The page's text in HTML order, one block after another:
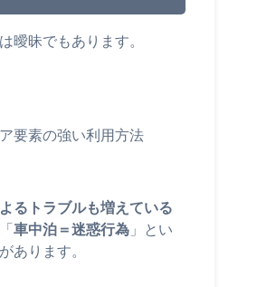
曖昧でもあります。
要素の強い利用方法
るトラブルも増えている
車中泊＝迷惑行為 」とい
あります。